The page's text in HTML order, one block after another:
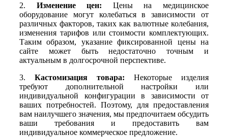
2. Изменение цен: Цены на медицинское
оборудование могут колебаться в зависимости от
различных факторов, таких как валютные колебания,
изменения тарифов или стоимости комплектующих.
Таким образом, указание фиксированной цены на
сайте может быть недостаточно точным и
актуальным в долгосрочной перспективе.
3. Кастомизация товара: Некоторые изделия
требуют дополнительной настройки или
индивидуальной конфигурации в зависимости от
ваших потребностей. Поэтому, для предоставления
вам наилучшего значения, мы предпочитаем обсудить
ваши требования и предоставить вам
индивидуальное коммерческое предложение.